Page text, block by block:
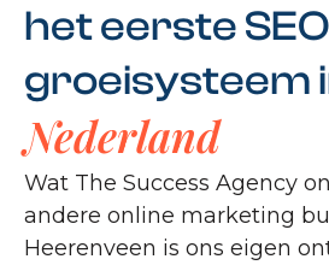
het eerste
groeisysteem
Nederland
Wat The Success Agency
andere online marketing
Heerenveen is ons eigen